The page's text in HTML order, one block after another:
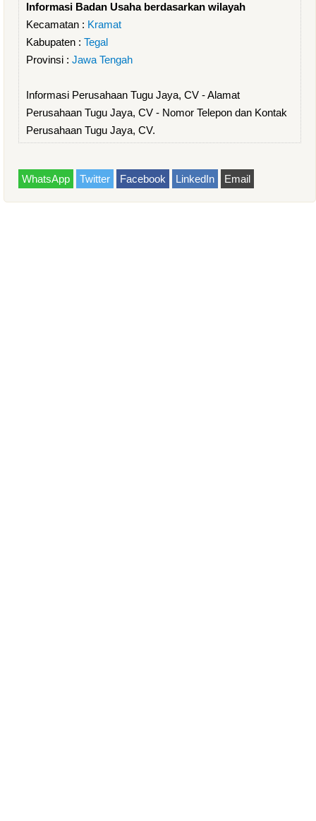
Informasi Badan Usaha berdasarkan wilayah
Kecamatan : Kramat
Kabupaten : Tegal
Provinsi : Jawa Tengah
Informasi Perusahaan Tugu Jaya, CV - Alamat
Perusahaan Tugu Jaya, CV - Nomor Telepon dan Kontak
Perusahaan Tugu Jaya, CV.
WhatsApp Twitter Facebook LinkedIn Email